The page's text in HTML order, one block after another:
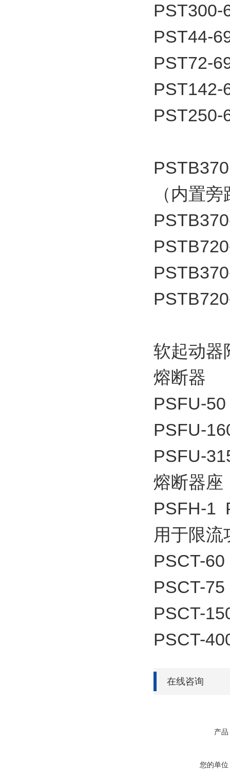
PST44-
PST72-
PST142-
PST250-
（内置
软起动器
熔断器
PSFU-
PSFU-
PSFU-
熔断器座
PSFH-1
用于限流
PSCT-
PSCT-
PSCT-
PSCT-
在线咨询
产品
您的单位